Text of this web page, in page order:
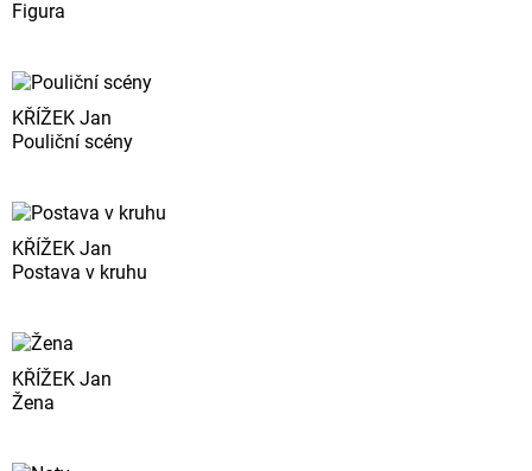
Figura
KŘÍŽEK Jan
Pouliční scény
KŘÍŽEK Jan
Postava v kruhu
KŘÍŽEK Jan
Žena